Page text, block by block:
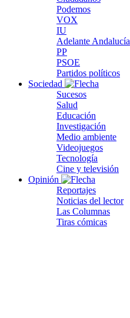
Podemos
VOX
IU
Adelante Andalucía
PP
PSOE
Partidos políticos
Sociedad
Sucesos
Salud
Educación
Investigación
Medio ambiente
Videojuegos
Tecnología
Cine y televisión
Opinión
Reportajes
Noticias del lector
Las Columnas
Tiras cómicas